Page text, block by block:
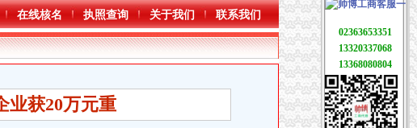
在线核名 执照查询 关于我们 联系我们
业获20万元重
02363653351
13320337068
13368080804